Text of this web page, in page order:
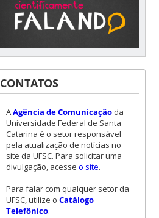
CONTATOS
AAgência de Comunicaçãoda
Universidade Federal de Santa
Catarina é o setor responsável
pela atualização de notícias no
site da UFSC. Para solicitar uma
divulgação, acesse o site.
Para falar com qualquer setor da
UFSC, utilize o Catálogo
Telefônico.